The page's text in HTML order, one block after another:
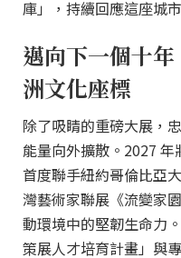
庫」，持續回應這座城
邁向下一個十
洲文化座標
除了吸睛的重磅大展，
能量向外擴散。2027 年
首度聯手紐約哥倫比亞
灣藝術家聯展《流變家
動環境中的堅韌生命力
策展人才培育計畫」與